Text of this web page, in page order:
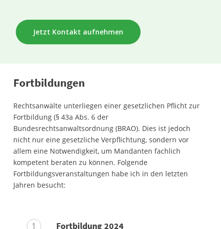
Jetzt Kontakt aufnehmen
Fortbildungen
Rechtsanwälte unterliegen einer gesetzlichen Pflicht zur
Fortbildung (§ 43a Abs. 6 der
Bundesrechtsanwaltsordnung (BRAO). Dies ist jedoch
nicht nur eine gesetzliche Verpflichtung, sondern vor
allem eine Notwendigkeit, um Mandanten fachlich
kompetent beraten zu können. Folgende
Fortbildungsveranstaltungen habe ich in den letzten
Jahren besucht:
1 Fortbildung 2024